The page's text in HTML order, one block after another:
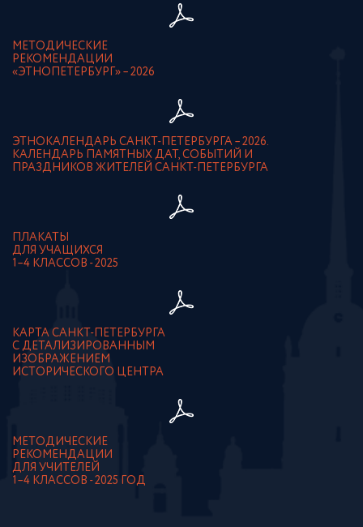
МЕТОДИЧЕСКИЕ
РЕКОМЕНДАЦИИ
«ЭТНОПЕТЕРБУРГ» – 2026
ЭТНОКАЛЕНДАРЬ САНКТ-ПЕТЕРБУРГА – 2026.
КАЛЕНДАРЬ ПАМЯТНЫХ ДАТ, СОБЫТИЙ И
ПРАЗДНИКОВ ЖИТЕЛЕЙ САНКТ-ПЕТЕРБУРГА
ПЛАКАТЫ
ДЛЯ УЧАЩИХСЯ
1–4 КЛАССОВ - 2025
КАРТА САНКТ-ПЕТЕРБУРГА
С ДЕТАЛИЗИРОВАННЫМ
ИЗОБРАЖЕНИЕМ
ИСТОРИЧЕСКОГО ЦЕНТРА
МЕТОДИЧЕСКИЕ
РЕКОМЕНДАЦИИ
ДЛЯ УЧИТЕЛЕЙ
1–4 КЛАССОВ - 2025 ГОД